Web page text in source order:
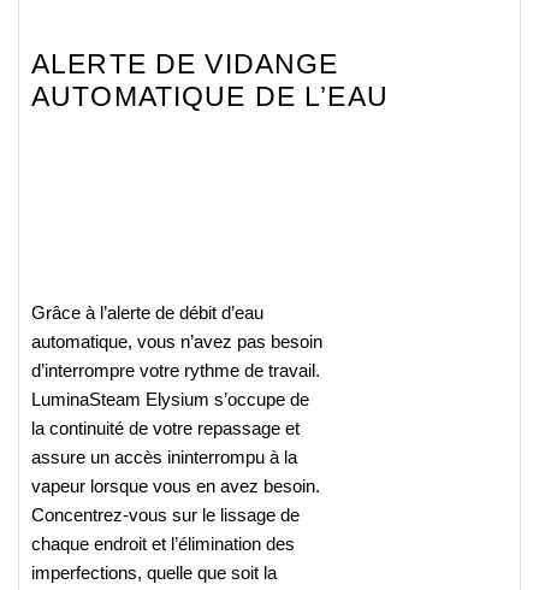
Grâce à l’alerte de débit d’eau
automatique, vous n’avez pas besoin
d’interrompre votre rythme de travail.
LuminaSteam Elysium s’occupe de
la continuité de votre repassage et
assure un accès ininterrompu à la
vapeur lorsque vous en avez besoin.
Concentrez-vous sur le lissage de
chaque endroit et l’élimination des
imperfections, quelle que soit la
ALERTE DE VIDANGE
AUTOMATIQUE DE L’EAU